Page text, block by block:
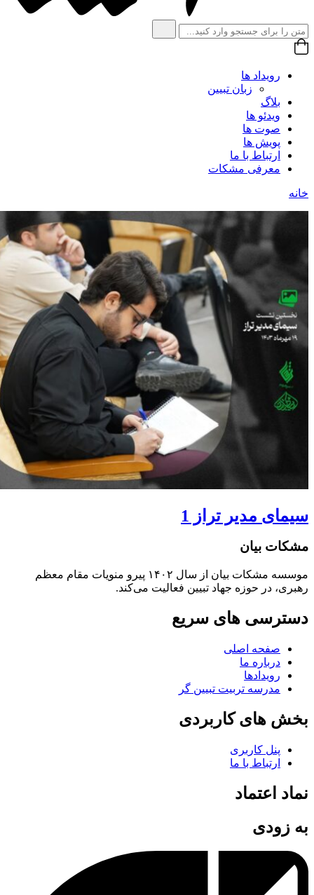
رویداد ها
زبان تبیین
بلاگ
ویدئو ها
صوت ها
پویش ها
ارتباط با ما
معرفی مشکات
خانه
سیمای مدیر تراز 1
مشکات بیان
موسسه مشکات بیان از سال ۱۴۰۲ پیرو منویات مقام معظم
رهبری، در حوزه جهاد تبیین فعالیت می‌کند.
دسترسی های سریع
صفحه اصلی
درباره ما
رویدادها
مدرسه تربیت تبیین گر
بخش های کاربردی
پنل کاربری
ارتباط با ما
نماد اعتماد
به زودی